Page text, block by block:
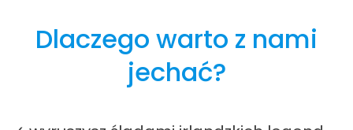
Dlaczego warto z nami
jechać?